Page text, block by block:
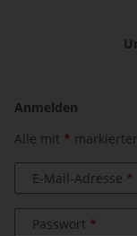
Anmelden
Alle mit *
E-Mail-Adresse
Passwort